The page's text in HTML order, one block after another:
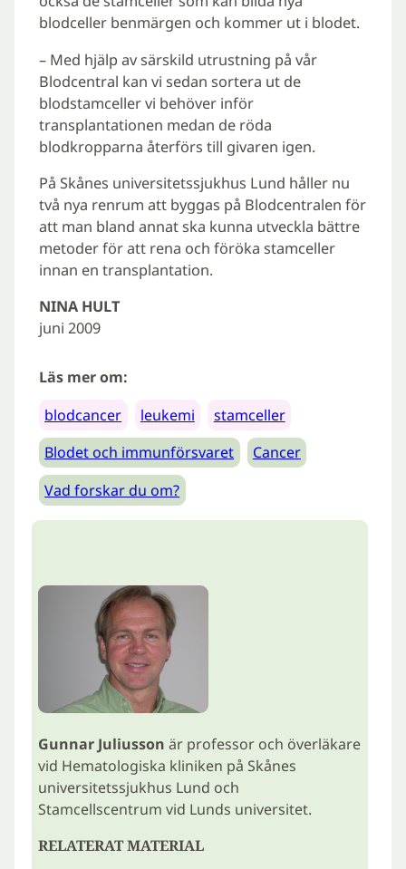
blodceller benmärgen och kommer ut i blodet.
– Med hjälp av särskild utrustning på vår
Blodcentral kan vi sedan sortera ut de
blodstamceller vi behöver inför
transplantationen medan de röda
blodkropparna återförs till givaren igen.
På Skånes universitetssjukhus Lund håller nu
två nya renrum att byggas på Blodcentralen för
att man bland annat ska kunna utveckla bättre
metoder för att rena och föröka stamceller
innan en transplantation.
NINA HULT
juni 2009
Läs mer om:
blodcancer
leukemi
stamceller
Blodet och immunförsvaret
Cancer
Vad forskar du om?
Gunnar Juliussonär professor och överläkare
vid Hematologiska kliniken på Skånes
universitetssjukhus Lund och
Stamcellscentrum vid Lunds universitet.
RELATERAT MATERIAL